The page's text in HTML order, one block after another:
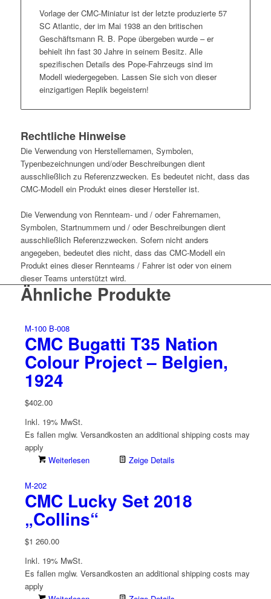
Vorlage der CMC-Miniatur ist der letzte produzierte 57
SC Atlantic, der im Mai 1938 an den britischen
Geschäftsmann R. B. Pope übergeben wurde – er
behielt ihn fast 30 Jahre in seinem Besitz. Alle
spezifischen Details des Pope-Fahrzeugs sind im
Modell wiedergegeben. Lassen Sie sich von dieser
einzigartigen Replik begeistern!
Rechtliche Hinweise
Die Verwendung von Herstellernamen, Symbolen,
Typenbezeichnungen und/oder Beschreibungen dient
ausschließlich zu Referenzzwecken. Es bedeutet nicht, dass das
CMC-Modell ein Produkt eines dieser Hersteller ist.
Die Verwendung von Rennteam- und / oder Fahrernamen,
Symbolen, Startnummern und / oder Beschreibungen dient
ausschließlich Referenzzwecken. Sofern nicht anders
angegeben, bedeutet dies nicht, dass das CMC-Modell ein
Produkt eines dieser Rennteams / Fahrer ist oder von einem
dieser Teams unterstützt wird.
Ähnliche Produkte
M-100 B-008
CMC Bugatti T35 Nation
Colour Project – Belgien,
1924
$402.00
Inkl. 19% MwSt.
Es fallen mglw. Versand­kosten an additional shipping costs may
apply
Weiterlesen
Zeige Details
M-202
CMC Lucky Set 2018
„Collins“
$1 260.00
Inkl. 19% MwSt.
Es fallen mglw. Versand­kosten an additional shipping costs may
apply